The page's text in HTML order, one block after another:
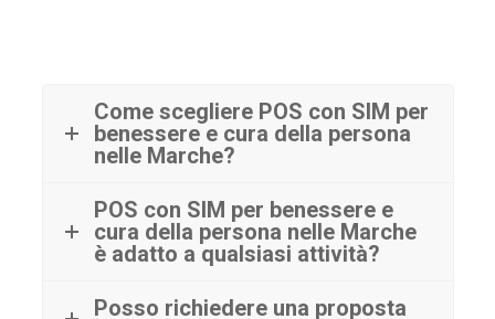
Come scegliere POS con SIM per
benessere e cura della persona
nelle Marche?
POS con SIM per benessere e
cura della persona nelle Marche
è adatto a qualsiasi attività?
Posso richiedere una proposta